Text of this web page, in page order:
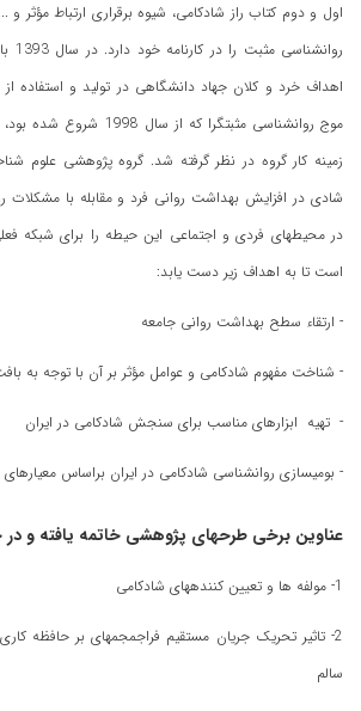
اهداف خرد و کلان جهاد دانشگاهی در تولید و استفاده
موج روانشناسی مثبتگرا که
زمینه کار گروه در نظر گرفته شد. گروه پژوهشی علوم
شادی در افزایش بهداشت روانی فرد و مقابله با مشکلات
در محیطهای فردی و اجتماعی این حیطه را برای شبکه
است تا به اهداف زیر دست یابد:
- ارتقاء سطح بهداشت روانی جامعه
- شناخت مفهوم شادکامی و عوامل مؤثر بر آن با توجه به
- تهیه ابزارهای مناسب برای سنجش شادکامی در ایران
- بومیسازی روانشناسی شادکامی در ایران براساس
عناوین برخی طرحهای پژوهشی خاتمه یافته و در
1- مولفه ها و تعیین کنندههای شادکامی
2- تاثیر تحریک جریان مستقیم فراجمجمهای بر حافظه
سالم